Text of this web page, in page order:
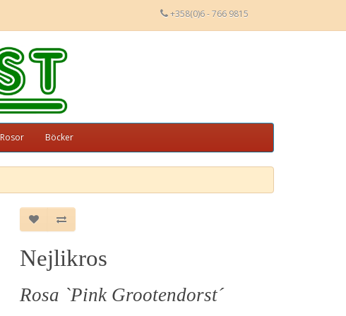
+358(0)6 - 766 9815
Rosor Böcker
Nejlikros
Rosa `Pink Grootendorst´